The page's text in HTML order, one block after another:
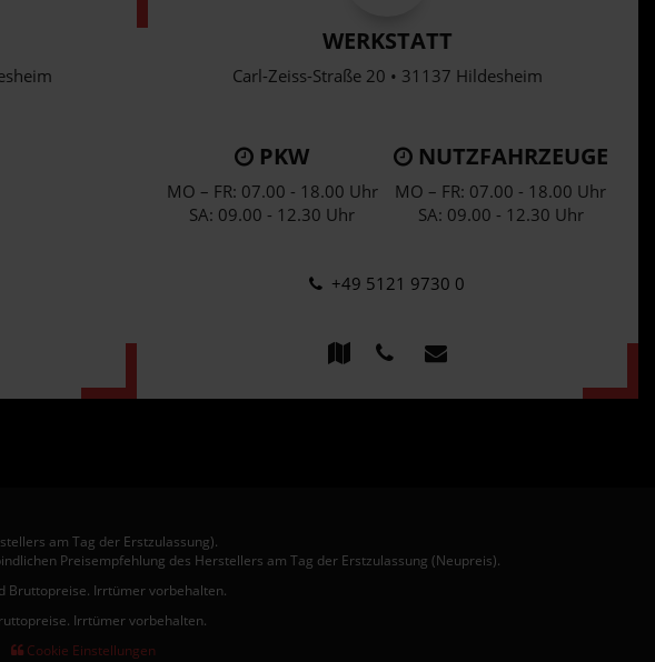
WERKSTATT
Carl-Zeiss-Straße 20 • 31137 Hildesheim
PKW
MO – FR: 07.00 - 18.00 Uhr
SA: 09.00 - 12.30 Uhr
NUTZFAHRZEUGE
MO – FR: 07.00 - 18.00 Uhr
SA: 09.00 - 12.30 Uhr
+49 5121 9730 0
am Tag der Erstzulassung).
Preisempfehlung des Herstellers am Tag der Erstzulassung (Neupreis).
Bruttopreise. Irrtümer vorbehalten.
Irrtümer vorbehalten.
Cookie Einstellungen